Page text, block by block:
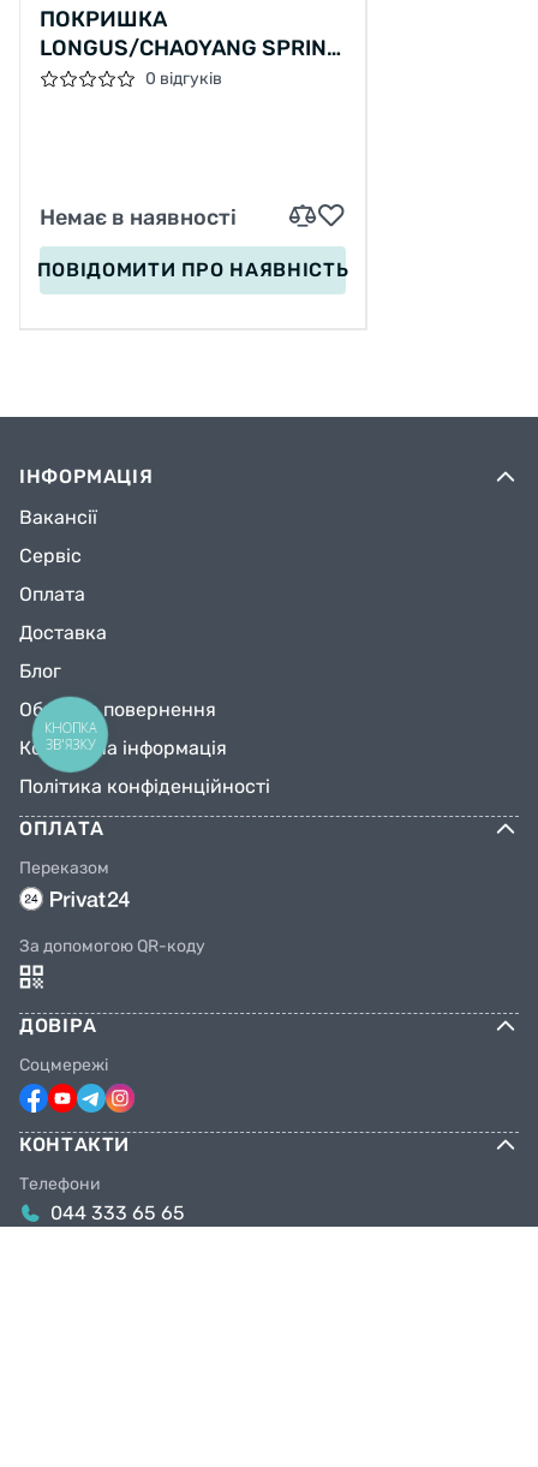
ПОКРИШКА
LONGUS/CHAOYANG SPRINT
700X35C H-480 30TPI (37-
0 відгуків
Немає в наявності
ПОВІДОМИТИ ПРО НАЯВНІСТЬ
ІНФОРМАЦІЯ
Вакансії
Сервіс
Оплата
Доставка
Блог
Обмін та повернення
Контактна інформація
Політика конфіденційності
ОПЛАТА
Переказом
За допомогою QR-коду
ДОВІРА
Соцмережі
КОНТАКТИ
Телефони
044 333 65 65
КНОПКА
ЗВ'ЯЗКУ